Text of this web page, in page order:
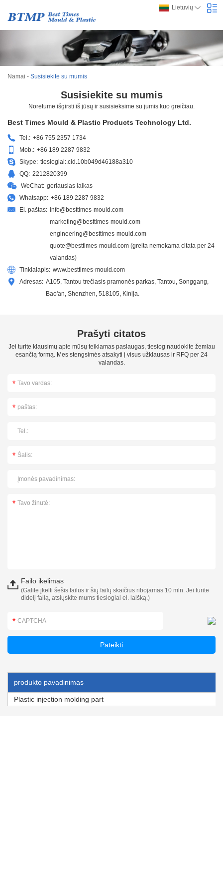
Lietuvių
Namai - Susisiekite su mumis
Susisiekite su mumis
Norėtume išgirsti iš jūsų ir susisieksime su jumis kuo greičiau.
Best Times Mould & Plastic Products Technology Ltd.
Tel.: +86 755 2357 1734
Mob.: +86 189 2287 9832
Skype: tiesiogiai:.cid.10b049d46188a310
QQ: 2212820399
WeChat: geriausias laikas
Whatsapp: +86 189 2287 9832
El. paštas: info@besttimes-mould.com
marketing@besttimes-mould.com
engineering@besttimes-mould.com
quote@besttimes-mould.com (greita nemokama citata per 24
valandas)
Tinklalapis: www.besttimes-mould.com
Adresas: A105, Tantou trečiasis pramonės parkas, Tantou, Songgang,
Bao'an, Shenzhen, 518105, Kinija.
Prašyti citatos
Jei turite klausimų apie mūsų teikiamas paslaugas, tiesiog naudokite žemiau
esančią formą. Mes stengsimės atsakyti į visus užklausas ir RFQ per 24
valandas.
Failo ikelimas
(Galite įkelti šešis failus ir šių failų skaičius ribojamas 10 mln. Jei turite
didelį failą, atsiųskite mums tiesiogiai el. laišką.)
produkto pavadinimas
Plastic injection molding part